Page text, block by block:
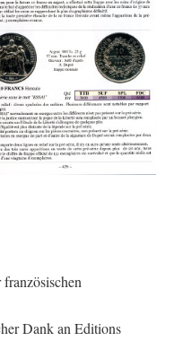
Dank an Editions